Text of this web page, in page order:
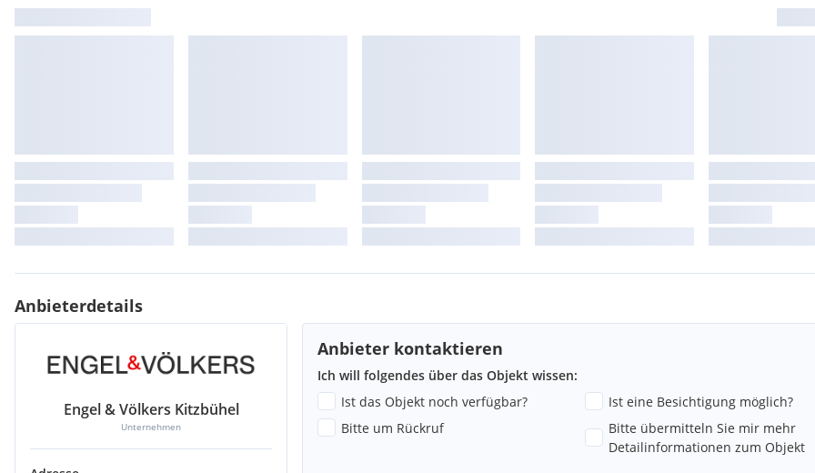
Anbieterdetails
Engel & Völkers Kitzbühel
Unternehmen
Anbieter kontaktieren
Ich will folgendes über das Objekt wissen:
Ist das Objekt noch verfügbar?
Ist eine Besichtigung möglich?
Bitte um Rückruf
Bitte übermitteln Sie mir mehr
Detailinformationen zum Objekt